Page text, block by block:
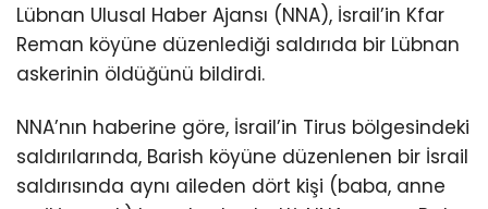
Lübnan Ulusal Haber Ajansı (NNA), İsrail’in Kfar
Reman köyüne düzenlediği saldırıda bir Lübnan
askerinin öldüğünü bildirdi.
NNA’nın haberine göre, İsrail’in Tirus bölgesindeki
saldırılarında, Barish köyüne düzenlenen bir İsrail
saldırısında aynı aileden dört kişi (baba, anne